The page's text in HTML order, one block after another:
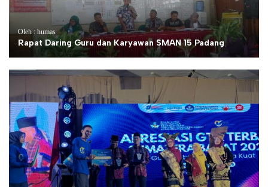
Oleh : humas
Rapat Daring Guru dan Karyawan SMAN 15 Padang